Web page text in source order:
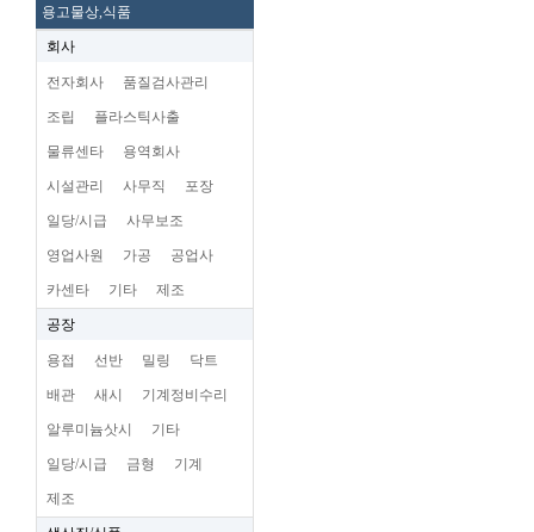
용고물상,식품
회사
전자회사 품질검사관리
조립 플라스틱사출
물류센타 용역회사
시설관리 사무직 포장
일당/시급 사무보조
영업사원 가공 공업사
카센타 기타 제조
공장
용접 선반 밀링 닥트
배관 새시 기계정비수리
알루미늄삿시 기타
일당/시급 금형 기계
제조